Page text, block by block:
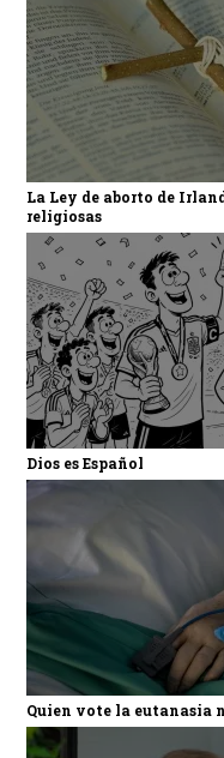
La Ley de aborto de
religiosas
Dios es Español
Quien vote la eutanasia